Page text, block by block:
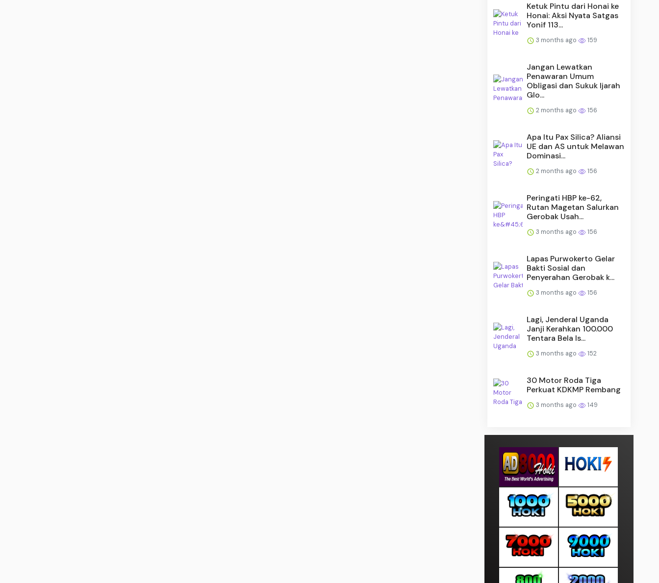
Ketuk Pintu dari Honai ke
Honai: Aksi Nyata Satgas
Yonif 113...
3 months ago 159
Jangan Lewatkan
Penawaran Umum
Obligasi dan Sukuk Ijarah
Glo...
2 months ago 156
Apa Itu Pax Silica? Aliansi
UE dan AS untuk Melawan
Dominasi...
2 months ago 156
Peringati HBP ke-62,
Rutan Magetan Salurkan
Gerobak Usah...
3 months ago 156
Lapas Purwokerto Gelar
Bakti Sosial dan
Penyerahan Gerobak k...
3 months ago 156
Lagi, Jenderal Uganda
Janji Kerahkan 100.000
Tentara Bela Is...
3 months ago 152
30 Motor Roda Tiga
Perkuat KDKMP Rembang
3 months ago 149